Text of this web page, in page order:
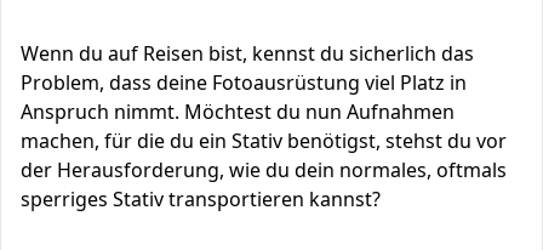
Wenn du auf Reisen bist, kennst du sicherlich das
Problem, dass deine Fotoausrüstung viel Platz in
Anspruch nimmt. Möchtest du nun Aufnahmen
machen, für die du ein Stativ benötigst, stehst du vor
der Herausforderung, wie du dein normales, oftmals
sperriges Stativ transportieren kannst?